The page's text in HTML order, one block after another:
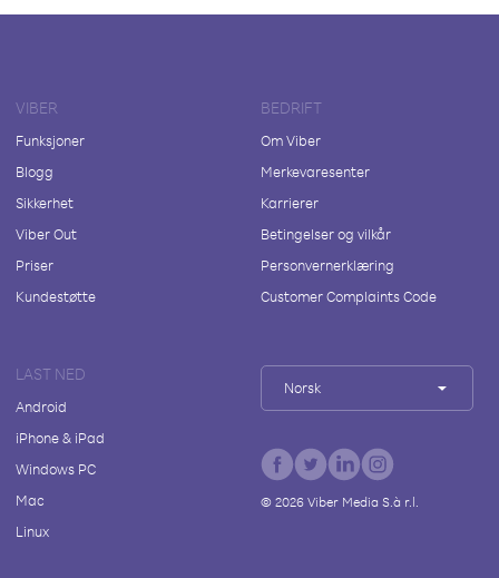
VIBER
Funksjoner
Blogg
Sikkerhet
Viber Out
Priser
Kundestøtte
BEDRIFT
Om Viber
Merkevaresenter
Karrierer
Betingelser og vilkår
Personvernerklæring
Customer Complaints Code
LAST NED
Android
iPhone & iPad
Windows PC
Mac
Linux
Norsk
© 2026Viber Media S.à r.l.